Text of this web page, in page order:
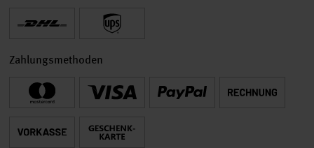
Zahlungsmethoden